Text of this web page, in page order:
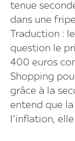
tenue
dans une
Traduction :
question le
400 euros
Shopping
grâce à la
entend que
l’inflation,